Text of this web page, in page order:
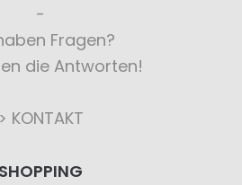
Fragen?
die Antworten!
> KONTAKT
SHOPPING